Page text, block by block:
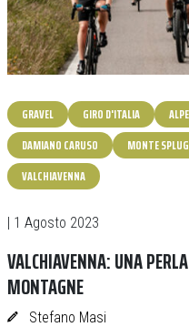
GRAVEL GIRO D'ITALIA
DAMIANO CARUSO
MONTE
VALCHIAVENNA
| 1 Agosto 2023
VALCHIAVENNA: UNA
MONTAGNE
Stefano Masi